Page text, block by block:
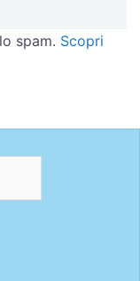
spam. Scopri